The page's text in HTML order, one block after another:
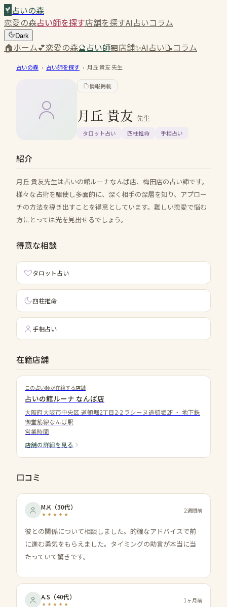
占いの森
恋愛の森占い師を探す店舗を探すAI占いコラム
Dark
🏠ホーム💕恋愛の森🔮占い師🏪店舗✨AI占い📝コラム
占いの森 › 占い師を探す › 月丘 貴友先生
情報掲載
月丘 貴友 先生
タロット占い 四柱推命 手相占い
紹介
月丘 貴友先生は占いの館ルーナなんば店、梅田店の占い師です。
様々な占術を駆使し多面的に、深く相手の深層を知り、アプロー
チの方法を導き出すことを得意としています。難しい恋愛で悩む
方にとっては光を見出せるでしょう。
得意な相談
タロット占い
四柱推命
手相占い
在籍店舗
この占い師が在籍する店舗
占いの館ルーナ なんば店
大阪府大阪市中央区 道頓堀2丁目2-2 ラシーヌ道頓堀2F ・ 地下鉄
御堂筋線なんば駅
営業時間
店舗の詳細を見る
口コミ
M.K （30代） 2週間前
彼との関係について相談しました。的確なアドバイスで前
に進む勇気をもらえました。タイミングの助言が本当に当
たっていて驚きです。
A.S （40代） 1ヶ月前